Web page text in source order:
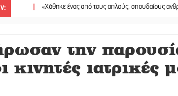
:
|| «Χάθηκε ένας από τους απλούς, σπουδαίους ανθρώπους
την
ιατρικές